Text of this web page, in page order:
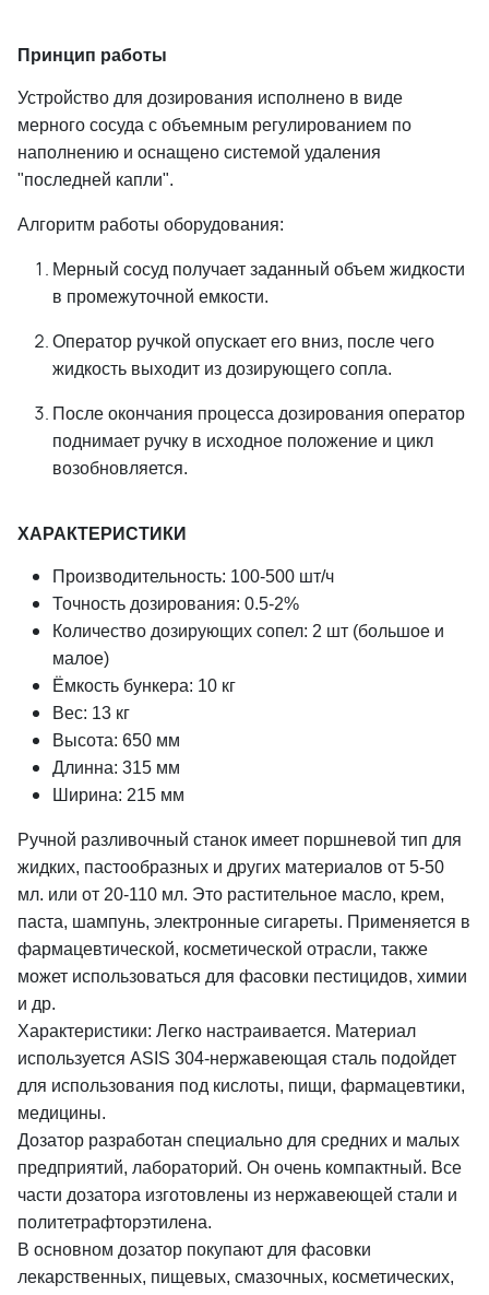
Принцип работы
Устройство для дозирования исполнено в виде
мерного сосуда с объемным регулированием по
наполнению и оснащено системой удаления
"последней капли".
Алгоритм работы оборудования:
Мерный сосуд получает заданный объем жидкости
в промежуточной емкости.
Оператор ручкой опускает его вниз, после чего
жидкость выходит из дозирующего сопла.
После окончания процесса дозирования оператор
поднимает ручку в исходное положение и цикл
возобновляется.
ХАРАКТЕРИСТИКИ
Производительность: 100-500 шт/ч
Точность дозирования: 0.5-2%
Количество дозирующих сопел: 2 шт (большое и
малое)
Ёмкость бункера: 10 кг
Вес: 13 кг
Высота: 650 мм
Длинна: 315 мм
Ширина: 215 мм
Ручной разливочный станок имеет поршневой тип для
жидких, пастообразных и других материалов от 5-50
мл. или от 20-110 мл. Это растительное масло, крем,
паста, шампунь, электронные сигареты. Применяется в
фармацевтической, косметической отрасли, также
может использоваться для фасовки пестицидов, химии
и др.
Характеристики: Легко настраивается. Материал
используется ASIS 304-нержавеющая сталь подойдет
для использования под кислоты, пищи, фармацевтики,
медицины.
Дозатор разработан специально для средних и малых
предприятий, лабораторий. Он очень компактный. Все
части дозатора изготовлены из нержавеющей стали и
политетрафторэтилена.
В основном дозатор покупают для фасовки
лекарственных, пищевых, смазочных, косметических,